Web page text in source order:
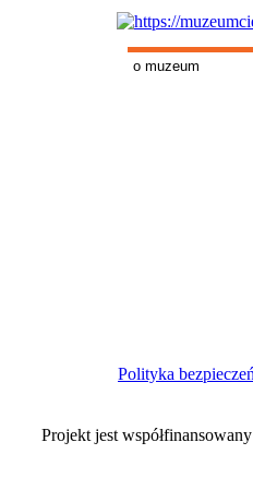
o muzeum
Polityka
Projekt jest